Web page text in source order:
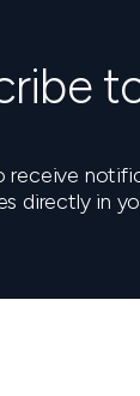
receive
directly in